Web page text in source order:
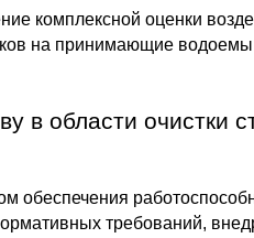
комплексной оценки
на принимающие
в области очистки
обеспечения
требований,